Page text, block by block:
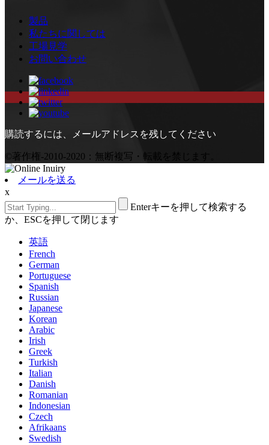
製品
私たちに関しては
工場見学
お問い合わせ
購読するには、メールアドレスを残してください
©著作権-2010-2020：無断複写・転載を禁じます。
メールを送る
x
Enterキーを押して検索する
か、ESCを押して閉じます
英語
French
German
Portuguese
Spanish
Russian
Japanese
Korean
Arabic
Irish
Greek
Turkish
Italian
Danish
Romanian
Indonesian
Czech
Afrikaans
Swedish